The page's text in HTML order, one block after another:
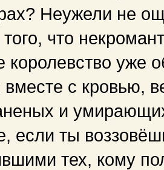
Неужели не
что
королевство уже
вместе с кровью,
и
если ты
тех, кому